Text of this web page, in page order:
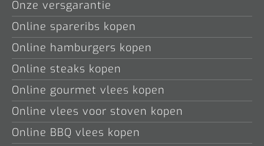
Onze versgarantie
Online spareribs kopen
Online hamburgers kopen
Online steaks kopen
Online gourmet vlees kopen
Online vlees voor stoven kopen
Online BBQ vlees kopen